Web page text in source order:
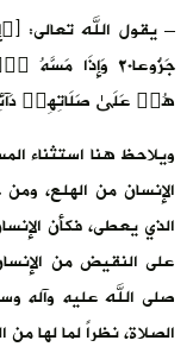
هُمۡ عَلَىٰ صَلَاتِهِمۡ
ويلاحظ هنا استثناء
الإنسان من الهلع،
الذي يعطى، فكأن
على النقيض من
صلى الله عليه وآله
الصلاة، نظراً لما لها